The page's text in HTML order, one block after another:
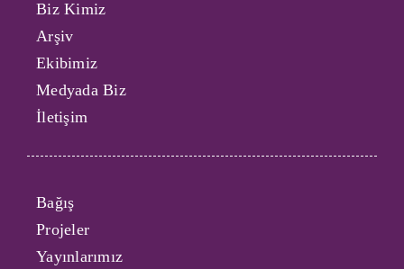
Biz Kimiz
Arşiv
Ekibimiz
Medyada Biz
İletişim
Bağış
Projeler
Yayınlarımız